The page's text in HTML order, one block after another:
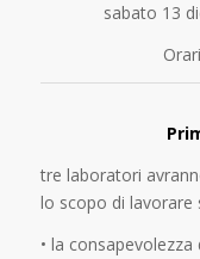
sabato 13
tre laboratori
lo scopo di lavorare
• la consapevolezza